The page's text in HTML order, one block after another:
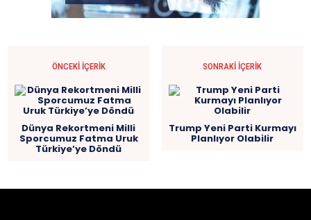
ÖNCEKI İÇERIK
Dünya Rekortmeni Milli
Sporcumuz Fatma Uruk
Türkiye’ye Döndü
SONRAKI İÇERIK
Trump Yeni Parti Kurmayı
Planlıyor Olabilir